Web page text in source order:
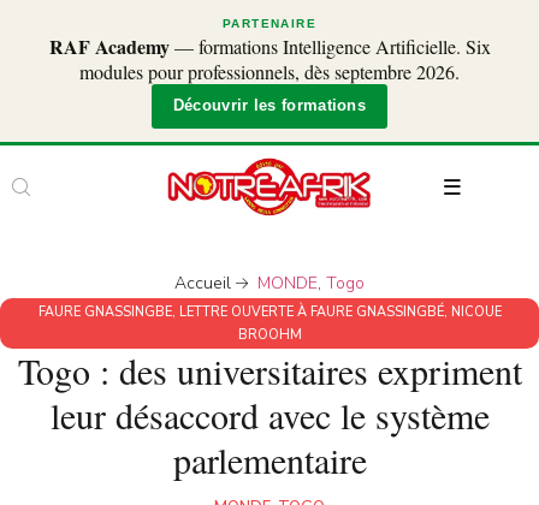
PARTENAIRE
RAF Academy— formations Intelligence Artificielle. Six
modules pour professionnels, dès septembre 2026.
Découvrir les formations
Accueil MONDE,Togo
FAURE GNASSINGBE, LETTRE OUVERTE À FAURE GNASSINGBÉ, NICOUE
BROOHM
Togo : des universitaires expriment
leur désaccord avec le système
parlementaire